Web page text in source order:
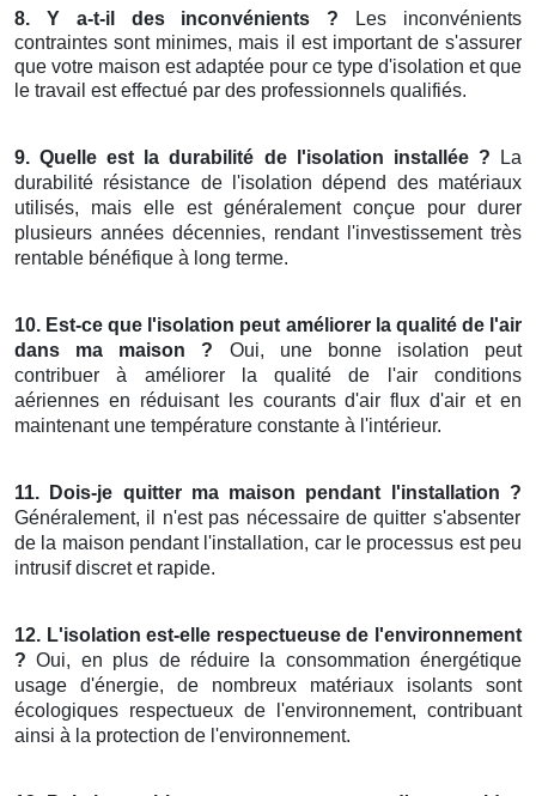
8. Y a-t-il des inconvénients ? Les inconvénients
contraintes sont minimes, mais il est important de s'assurer
que votre maison est adaptée pour ce type d'isolation et que
le travail est effectué par des professionnels qualifiés.
9. Quelle est la durabilité de l'isolation installée ? La
durabilité résistance de l'isolation dépend des matériaux
utilisés, mais elle est généralement conçue pour durer
plusieurs années décennies, rendant l'investissement très
rentable bénéfique à long terme.
10. Est-ce que l'isolation peut améliorer la qualité de l'air
dans ma maison ? Oui, une bonne isolation peut
contribuer à améliorer la qualité de l'air conditions
aériennes en réduisant les courants d'air flux d'air et en
maintenant une température constante à l'intérieur.
11. Dois-je quitter ma maison pendant l'installation ?
Généralement, il n'est pas nécessaire de quitter s'absenter
de la maison pendant l'installation, car le processus est peu
intrusif discret et rapide.
12. L'isolation est-elle respectueuse de l'environnement
? Oui, en plus de réduire la consommation énergétique
usage d'énergie, de nombreux matériaux isolants sont
écologiques respectueux de l'environnement, contribuant
ainsi à la protection de l'environnement.